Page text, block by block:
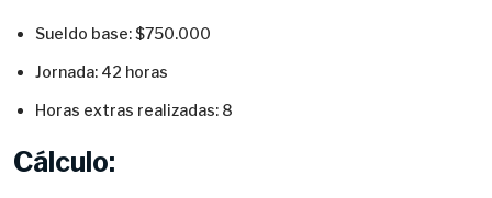
Sueldo base: $750.000
Jornada: 42 horas
Horas extras realizadas: 8
Cálculo: